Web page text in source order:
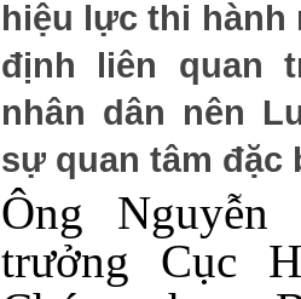
hiệu lực thi hành
định liên quan
nhân dân nên
sự quan tâm đặc
Ông Nguyễn
trưởng Cục